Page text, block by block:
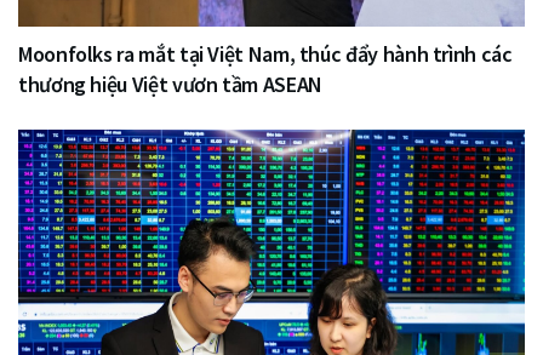
Moonfolks ra mắt tại Việt Nam, thúc đẩy hành trình các
thương hiệu Việt vươn tầm ASEAN